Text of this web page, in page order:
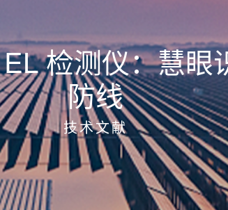
检测仪：慧
防线
技术文献